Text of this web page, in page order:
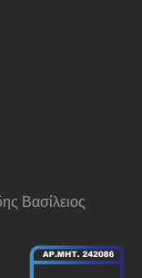
Βασίλειος